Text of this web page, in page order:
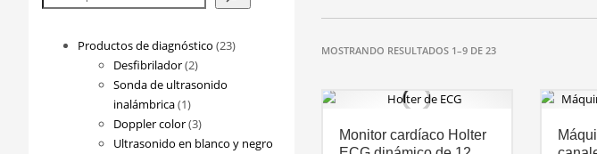
MOSTRANDO RESULTADOS 1–9 DE 23
Monitor cardíaco Holter
Productos de diagnóstico 2323
Desfibrilador 22
productos
Sonda de ultrasonido
inalámbrica 11
producto
Doppler color 33
productos
Ultrasonido en blanco y negro